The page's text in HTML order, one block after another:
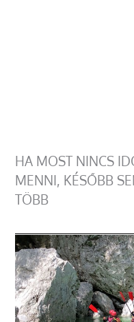
HA MOST NINCS
MENNI, KÉSŐBB
TÖBB